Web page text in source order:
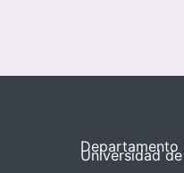
Departamento
Universidad